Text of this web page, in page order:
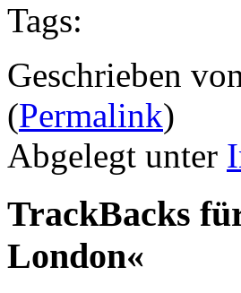
Tags:
Geschrieben
(Permalink)
Abgelegt unter
TrackBacks
London«